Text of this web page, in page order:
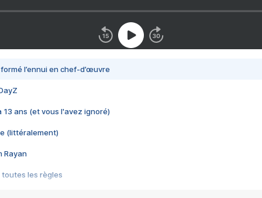
l’ennui en chef-d’œuvre
13 ans (et vous l'avez ignoré)
(littéralement)
Rayan
toutes les règles